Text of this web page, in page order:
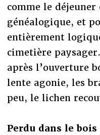
comme le
généalogique, et
entièrement
cimetière
après l’ouverture
lente agonie, les
peu, le lichen
Perdu dans le bois